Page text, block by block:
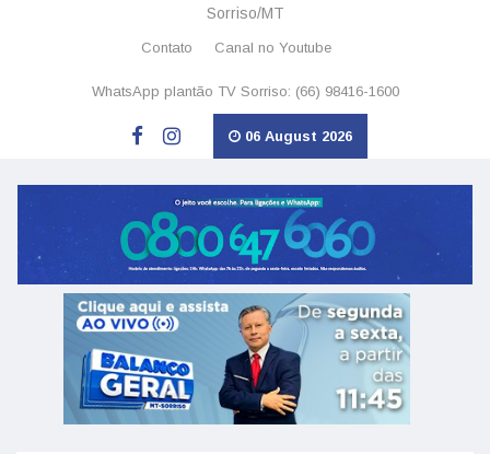
Sorriso/MT
Contato Canal no Youtube
WhatsApp plantão TV Sorriso: (66) 98416-1600
06 August 2026